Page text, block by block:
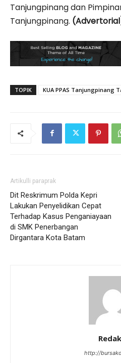
Tanjungpinang dan
Tanjungpinang.
TOPIK KUA PPAS Tanjungpinang
Artikulli paraprak
Dit Reskrimum Polda Kepri
Lakukan Penyelidikan Cepat
Terhadap Kasus Penganiayaan
di SMK Penerbangan
Dirgantara Kota Batam
http://